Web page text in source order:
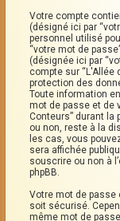
Votre compte
(désigné ici par
personnel utilisé
“votre mot de
(désignée ici par
compte sur “L'Allée
protection des
Toute information
mot de passe et de
Conteurs” durant la
ou non, reste à la
les cas, vous
sera affichée
souscrire ou non à
phpBB.
Votre mot de passe
soit sécurisé.
même mot de